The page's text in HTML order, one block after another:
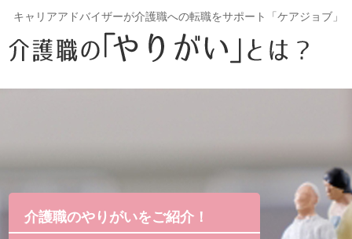
キャリアアドバイザーが介護職への転職をサポート「ケアジョブ」
介護職のやりがいをご紹介！